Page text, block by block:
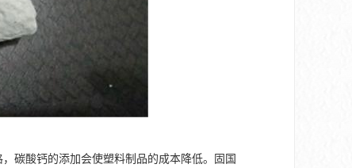
碳酸钙的添加会使塑料制品的成本降低。固国